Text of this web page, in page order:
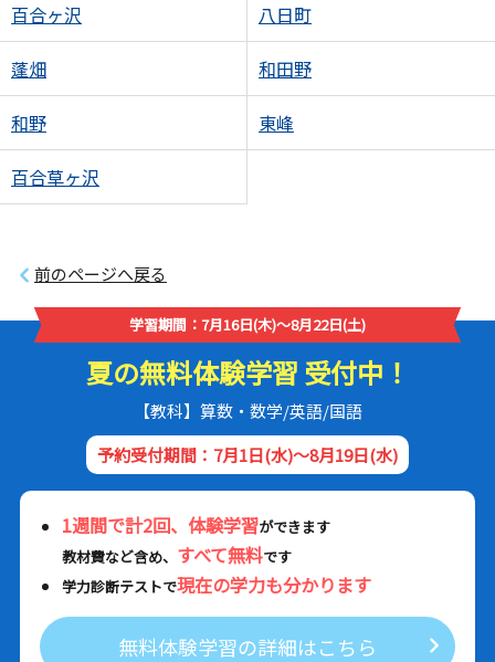
百合ヶ沢 八日町
蓬畑 和田野
和野 東峰
百合草ヶ沢
前のページへ戻る
学習期間：7月16日(木)～8月22日(土)
夏の無料体験学習 受付中！
【教科】算数・数学/英語/国語
予約受付期間：7月1日(水)～8月19日(水)
1週間で計2回、体験学習ができます
教材費など含め、 すべて無料です
学力診断テストで現在の学力も分かります
無料体験学習の詳細はこちら